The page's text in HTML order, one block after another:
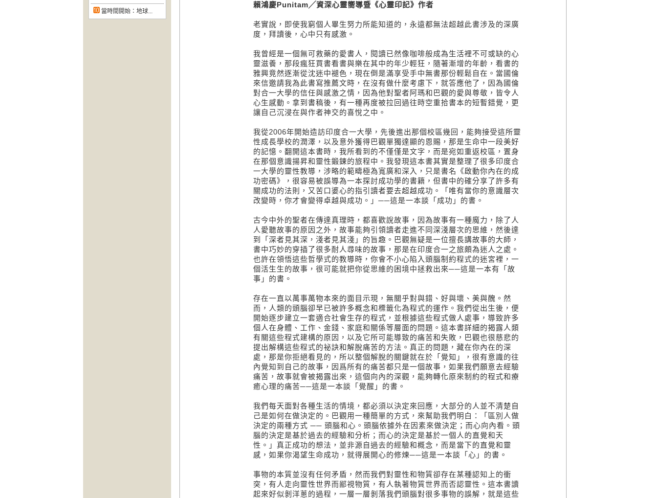
當時間開始：地球...
賴鴻慶Punitam╱資深心靈嚮導暨《心靈印記》作者
老實說，即使我窮個人畢生努力所能知道的，永遠都無法超越此書涉及的深廣
度，拜讀後，心中只有感激。
我曾經是一個無可救藥的愛書人，閱讀已然像咖啡般成為生活裡不可或缺的心
靈滋養，那段瘋狂買書看書與樂在其中的年少輕狂，隨著漸增的年齡，看書的
雅興竟然逐漸從沈迷中褪色，現在倒是滿享受手中無書那份輕鬆自在。當國倫
來信邀請我為此書寫推薦文時，在沒有做什麼考慮下，就答應他了，因為國倫
對合一大學的信任與感激之情，因為他對聖者阿瑪和巴觀的愛與尊敬，皆令人
心生感動。拿到書稿後，有一種再度被拉回過往時空重拾書本的短暫錯覺，更
讓自己沉浸在與作者神交的喜悅之中。
我從2006年開始造訪印度合一大學，先後進出那個校區幾回，能夠接受這所靈
性成長學校的潤澤，以及意外獲得巴觀單獨達顯的恩賜，那是生命中一段美好
的記憶。翻開這本書時，我所看到的不僅僅是文字，而是宛如重返校區，置身
在那個意識揚昇和靈性鍛鍊的旅程中。我發現這本書其實是整理了很多印度合
一大學的靈性教導，涉略的範疇極為寬廣和深入，只是書名《啟動你內在的成
功密碼》，很容易被誤導為一本探討成功學的書籍，但書中的確分享了許多有
關成功的法則，又苦口婆心的指引讀者要去超越成功。「唯有當你的意識層次
改變時，你才會變得卓越與成功。」──這是一本談「成功」的書。
古今中外的聖者在傳達真理時，都喜歡說故事，因為故事有一種魔力，除了人
人愛聽故事的原因之外，故事能夠引領讀者走進不同深淺層次的思維，然後達
到「深者見其深，淺者見其淺」的旨趣。巴觀無疑是一位擅長講故事的大師，
書中巧妙的穿插了很多耐人尋味的故事，那是在印度合一之旅頗為迷人之處。
也許在領悟這些哲學式的教導時，你會不小心陷入頭腦制約程式的迷宮裡，一
個活生生的故事，很可能就把你從思維的困境中拯救出來──這是一本有「故
事」的書。
存在一直以萬事萬物本來的面目示現，無關乎對與錯、好與壞、美與醜。然
而，人類的頭腦卻早已被許多概念和標籤化為程式的運作。我們從出生後，便
開始逐步建立一套適合社會生存的程式，並根據這些程式做人處事，導致許多
個人在身體、工作、金錢、家庭和關係等層面的問題。這本書詳細的揭露人類
有關這些程式建構的原因，以及它所可能導致的痛苦和失敗，巴觀也很慈悲的
提出解構這些程式的祕訣和解脫痛苦的方法。真正的問題，藏在你內在的深
處，那是你拒絕看見的，所以整個解脫的關鍵就在於「覺知」，很有意識的往
內覺知到自己的故事，因爲所有的痛苦都只是一個故事，如果我們願意去經驗
痛苦，故事就會被揭露出來，這個向內的深觀，能夠轉化原來制約的程式和療
癒心理的痛苦──這是一本談「覺醒」的書。
我們每天面對各種生活的情境，都必須以決定來回應，大部分的人並不清楚自
己是如何在做決定的。巴觀用一種簡單的方式，來幫助我們明白：「區別人做
決定的兩種方式 ── 頭腦和心。頭腦依據外在因素來做決定；而心向內看。頭
腦的決定是基於過去的經驗和分析；而心的決定是基於一個人的直覺和天
性。」真正成功的想法，並非源自過去的經驗和概念，而是當下的直覺和靈
感，如果你渴望生命成功，就得展開心的修煉──這是一本談「心」的書。
事物的本質並沒有任何矛盾，然而我們對靈性和物質卻存在某種認知上的衝
突，有人走向靈性世界而鄙視物質，有人執著物質世界而否認靈性。這本書讀
起來好似剝洋蔥的過程，一層一層剝落我們頭腦對很多事物的誤解，就是這些